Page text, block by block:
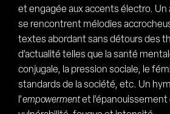
et engagée aux accents électro. Un
se rencontrent mélodies
textes abordant sans détours des
d’actualité telles que la santé
conjugale, la pression sociale, le
standards de la société, etc. Un
l’empowermentet